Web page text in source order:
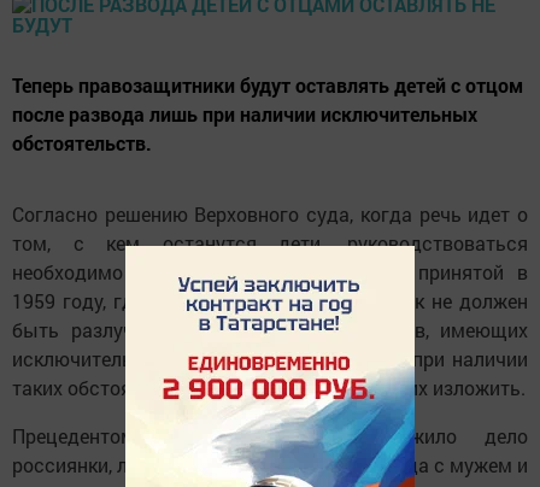
Теперь правозащитники будут оставлять детей с отцом
после развода лишь при наличии исключительных
обстоятельств.
Согласно решению Верховного суда, когда речь идет о
том, с кем останутся дети, руководствоваться
необходимо Декларацией Прав ребенка, принятой в
1959 году, где сказано: малолетний ребенок не должен
быть разлучен с матерью, кроме случаев, имеющих
исключительные обстоятельства. Причем при наличии
таких обстоятельств суд обязан подробно их изложить.
Прецедентом такого решения послужило дело
россиянки, лишившейся детей после развода с мужем и